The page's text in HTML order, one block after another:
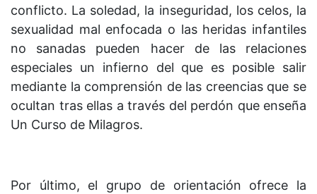
conflicto. La soledad, la inseguridad, los celos, la
sexualidad mal enfocada o las heridas infantiles
no sanadas pueden hacer de las relaciones
especiales un infierno del que es posible salir
mediante la comprensión de las creencias que se
ocultan tras ellas a través del perdón que enseña
Un Curso de Milagros.
Por último, el grupo de orientación ofrece la